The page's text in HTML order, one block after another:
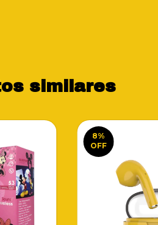
similares
8%
OFF